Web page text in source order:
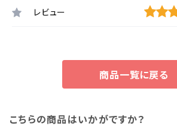
レビュー
商品一覧に戻る
こちらの商品はいかがですか？